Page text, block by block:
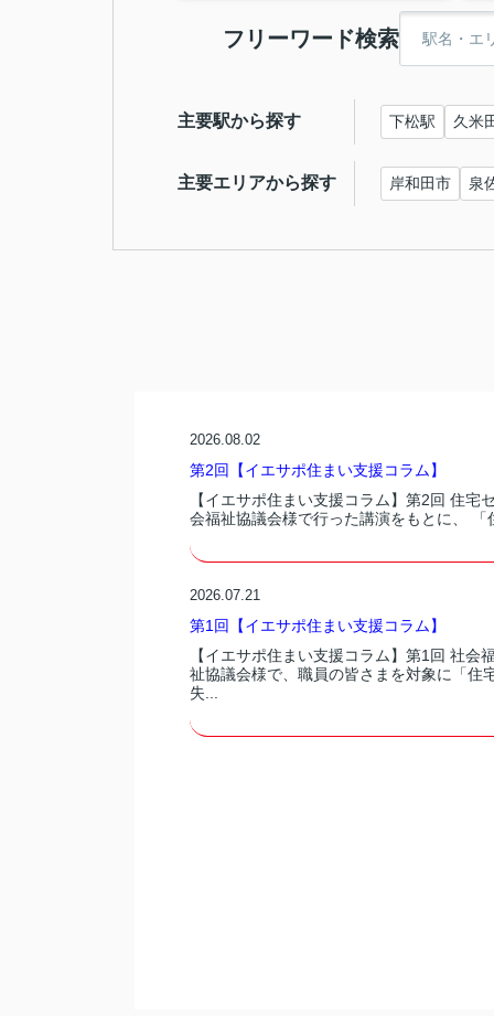
フリーワード検索
主要駅から探す 下松駅 久米
主要エリアから探す 岸和田市 泉
2026.08.02
第2回【イエサポ住まい支援コラム】
【イエサポ住まい支援コラム】第2回 住
会福祉協議会様で行った講演をもとに、
2026.07.21
第1回【イエサポ住まい支援コラム】
【イエサポ住まい支援コラム】第1回 社
祉協議会様で、職員の皆さまを対象に「住
失...